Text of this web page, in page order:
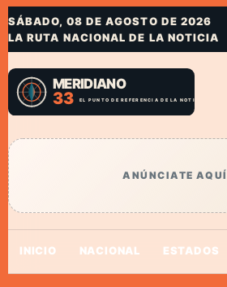
SÁBADO, 08 DE AGOSTO DE 2026
LA RUTA NACIONAL DE LA NOTICIA
ANÚNCIATE AQUÍ
INICIO NACIONAL ESTADOS